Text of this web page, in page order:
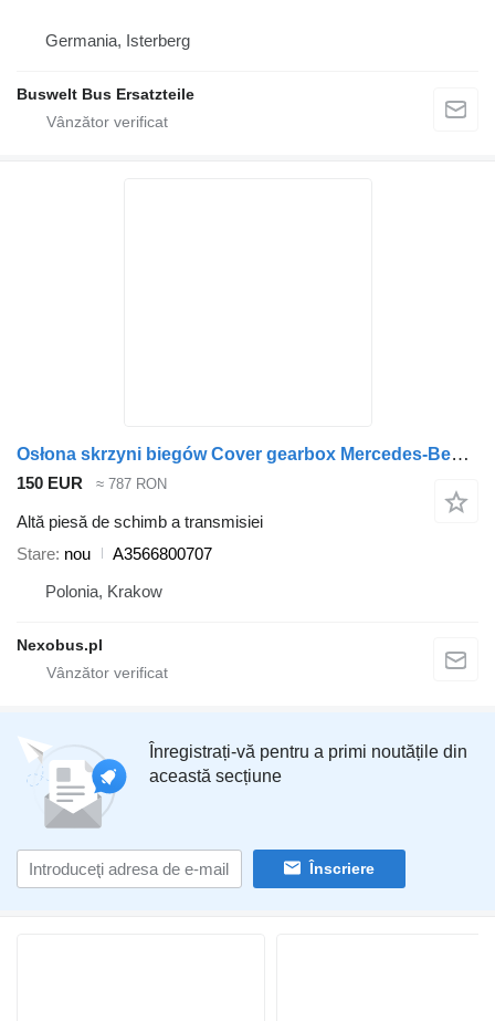
Germania, Isterberg
Buswelt Bus Ersatzteile
Osłona skrzyni biegów Cover gearbox Mercedes-Benz O350 O404 O340 A3566800707 pentru autobuz
150 EUR ≈ 787 RON
Altă piesă de schimb a transmisiei
Stare nou
A3566800707
Polonia, Krakow
Nexobus.pl
Înregistrați-vă pentru a primi noutățile din
această secțiune
Înscriere